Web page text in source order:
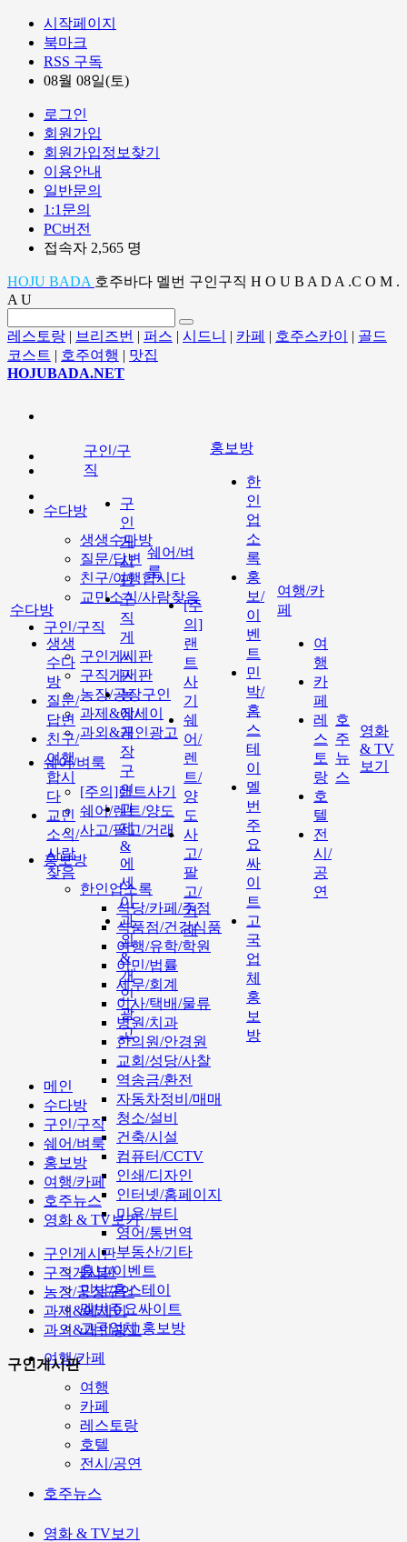
시작페이지
북마크
RSS 구독
08월 08일(토)
로그인
회원가입
회원가입정보찾기
이용안내
일반문의
1:1문의
PC버전
접속자 2,565 명
HOJU BADA 호주바다 멜번 구인구직 H O U B A D A .C O M .
A U
레스토랑 | 브리즈번 | 퍼스 | 시드니 | 카페 | 호주스카이 | 골드
코스트 | 호주여행 | 맛집
HOJUBADA.NET
수다방
생생수다방
질문/답변
친구/여행합시다
교민소식/사람찾음
구인/구직
구인게시판
구직게시판
농장/공장구인
과제&에세이
과외&개인광고
쉐어/벼룩
[주의]랜트사기
쉐어/렌트/양도
사고/팔고/거래
홍보방
한인업소록
식당/카페/주점
식품점/건강식품
여행/유학/학원
이민/법률
세무/회계
이사/택배/물류
병원/치과
한의원/안경원
교회/성당/사찰
역송금/환전
자동차정비/매매
청소/설비
건축/시설
컴퓨터/CCTV
인쇄/디자인
인터넷/홈페이지
미용/뷰티
영어/통번역
부동산/기타
홍보/이벤트
민박/홈스테이
멜번주요싸이트
고국업체 홍보방
여행/카페
여행
카페
레스토랑
호텔
전시/공연
호주뉴스
영화 & TV보기
수다방
생생
수다
방
질문/
답변
친구/
여행
합시
다
교민
소식/
사람
찾음
구인/구
직
구
인
게
시
판
구
직
게
시
판
농
장/
공
장
구
인
과
제
&
에
세
이
과
외
&
개
인
광
고
쉐어/벼
룩
[주
의]
랜
트
사
기
쉐
어/
렌
트/
양
도
사
고/
팔
고/
거
래
홍보방
한
인
업
소
록
홍
보/
이
벤
트
민
박/
홈
스
테
이
멜
번
주
요
싸
이
트
고
국
업
체
홍
보
방
여행/카
페
여
행
카
페
레
스
토
랑
호
텔
전
시/
공
연
호
주
뉴
스
영화
& TV
보기
메인
수다방
구인/구직
쉐어/벼룩
홍보방
여행/카페
호주뉴스
영화 & TV보기
구인게시판
구직게시판
농장/공장구인
과제&에세이
과외&개인광고
구인게시판